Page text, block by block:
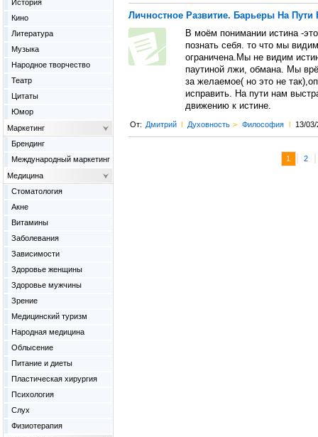
Личностное Развитие. Барьеры На Пути
В моём понимании истина -
познать себя. то что мы
ограничена.Мы не видим
паутиной лжи, обмана. Мы
за желаемое( но это не
исправить. На пути нам
движению к истине.
От: Дмитрий l Духовность > Философия l 13/
1 2
История
Кино
Литература
Музыка
Народное творчество
Театр
Цитаты
Юмор
Маркетинг
Брендинг
Международный маркетинг
Медицина
Cтоматология
Акне
Витамины
Заболевания
Зависимости
Здоровье женщины
Здоровье мужчины
Зрение
Медицинский туризм
Народная медицина
Облысение
Питание и диеты
Пластическая хирургия
Психология
Слух
Физиотерапия